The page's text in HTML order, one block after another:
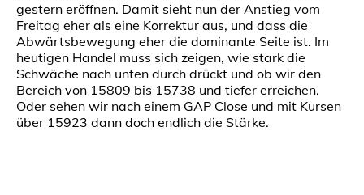
gestern eröffnen. Damit sieht nun der Anstieg vom
Freitag eher als eine Korrektur aus, und dass die
Abwärtsbewegung eher die dominante Seite ist. Im
heutigen Handel muss sich zeigen, wie stark die
Schwäche nach unten durch drückt und ob wir den
Bereich von 15809 bis 15738 und tiefer erreichen.
Oder sehen wir nach einem GAP Close und mit Kursen
über 15923 dann doch endlich die Stärke.